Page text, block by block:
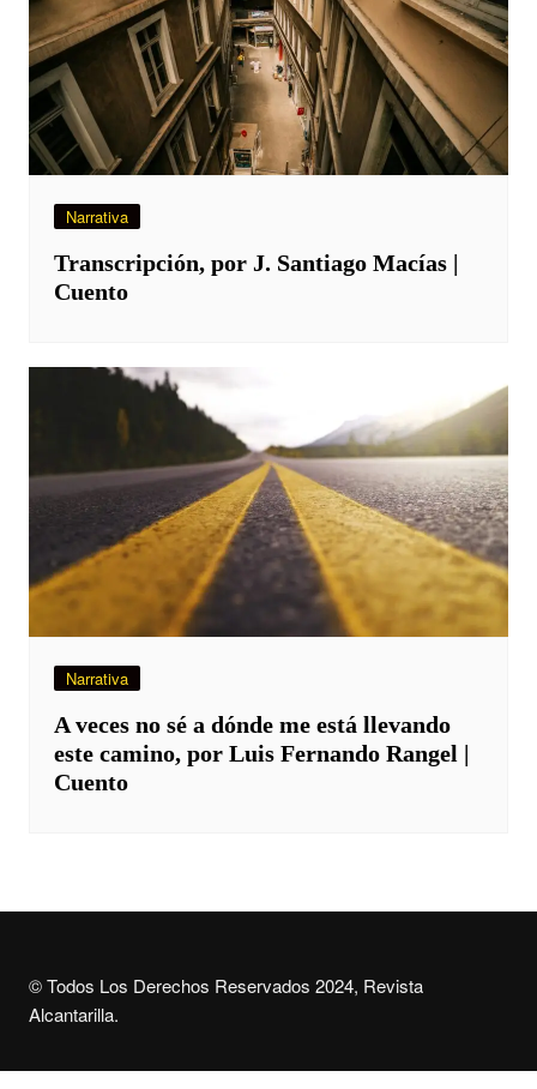
Narrativa
Transcripción, por J. Santiago Macías |
Cuento
Narrativa
A veces no sé a dónde me está llevando
este camino, por Luis Fernando Rangel |
Cuento
© Todos Los Derechos Reservados 2024, Revista
Alcantarilla.